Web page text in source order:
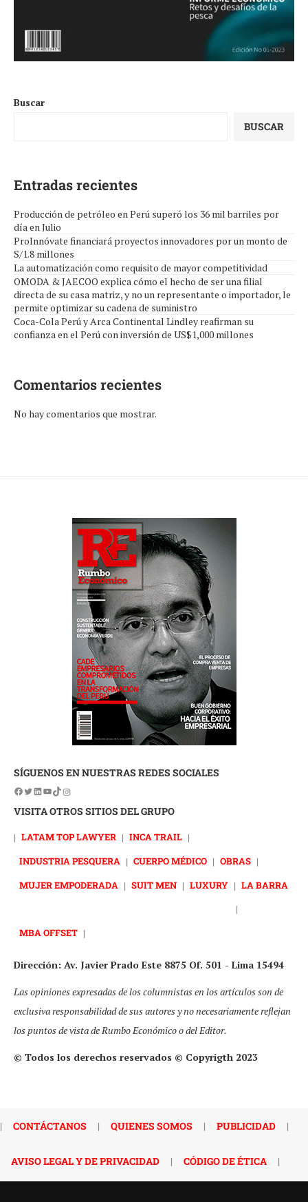
Buscar
BUSCAR
Entradas recientes
Producción de petróleo en Perú superó los 36 mil barriles por
día en Julio
ProInnóvate financiará proyectos innovadores por un monto de
S/1.8 millones
La automatización como requisito de mayor competitividad
OMODA & JAECOO explica cómo el hecho de ser una filial
directa de su casa matriz, y no un representante o importador, le
permite optimizar su cadena de suministro
Coca-Cola Perú y Arca Continental Lindley reafirman su
confianza en el Perú con inversión de US$1,000 millones
Comentarios recientes
No hay comentarios que mostrar.
SÍGUENOS EN NUESTRAS REDES SOCIALES
VISITA OTROS SITIOS DEL GRUPO
| LATAM TOP LAWYER | INCA TRAIL |
INDUSTRIA PESQUERA | CUERPO MÉDICO | OBRAS |
MUJER EMPODERADA | SUIT MEN | LUXURY | LA BARRA
|
MBA OFFSET |
Dirección: Av. Javier Prado Este 8875 Of. 501 - Lima 15494
Las opiniones expresadas de los columnistas en los artículos son de
exclusiva responsabilidad de sus autores y no necesariamente reflejan
los puntos de vista de Rumbo Económico o del Editor.
© Todos los derechos reservados © Copyrigth 2023
| CONTÁCTANOS | QUIENES SOMOS | PUBLICIDAD |
AVISO LEGAL Y DE PRIVACIDAD | CÓDIGO DE ÉTICA |